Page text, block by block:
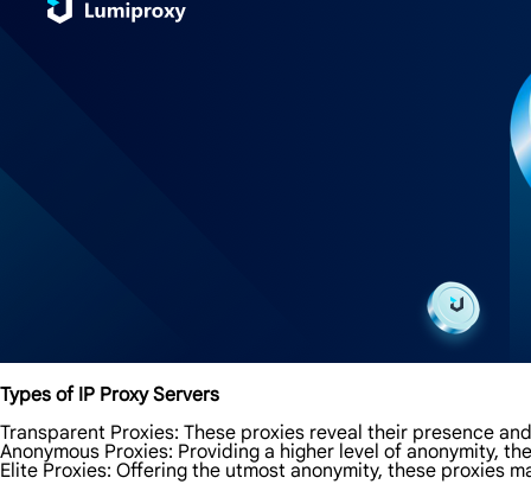
Types of IP Proxy Servers
Transparent Proxies: These proxies reveal their presence
Anonymous Proxies: Providing a higher level of anonymity,
Elite Proxies: Offering the utmost anonymity, these proxies